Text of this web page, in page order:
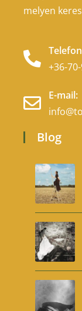
melyen
+36-
E-mail:
Blog